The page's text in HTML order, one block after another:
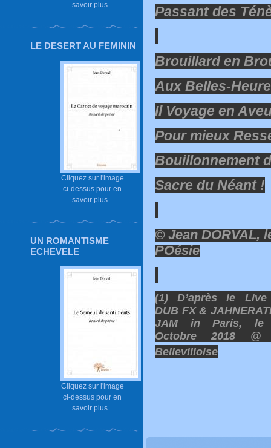
savoir plus...
LE DESERT AU FEMININ
Cliquez sur l'image
ci-dessus pour en
savoir plus...
UN ROMANTISME
ECHEVELE
Cliquez sur l'image
ci-dessus pour en
savoir plus...
Passant des
Brouillard en
Aux Belles-
Il Voyage en
Pour mieux
Bouillonnement
Sacre du Néant !
© Jean DORVAL,
POésie
(1) D’après le
DUB FX &
JAM in Paris, le
Octobre 2018 @
Bellevilloise